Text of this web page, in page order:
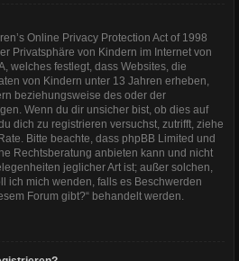
Online Privacy Protection Act of 1998
Privatsphäre von Kindern im Internet von
welches festlegt, dass Websites, die
von Kindern unter 13 Jahren erheben,
beziehungsweise des oder der
Wenn du dir unsicher bist, ob dies auf
dich zu registrieren versuchst, zutrifft, ziehe
Bitte beachte, dass phpBB Limited und
Rechtsberatung anbieten kann und nicht
jeglicher Art ist; außer solchen,
ich mich wenden, falls es Beschwerden
Forum gibt?“ behandelt werden.